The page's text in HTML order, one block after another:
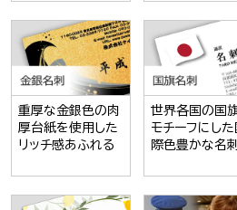
重厚な金銀色の肉
厚台紙を使用した
リッチ感あふれる
世界各国の国
モチーフにした
際色豊かな名刺